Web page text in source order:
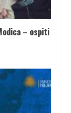
– ospiti